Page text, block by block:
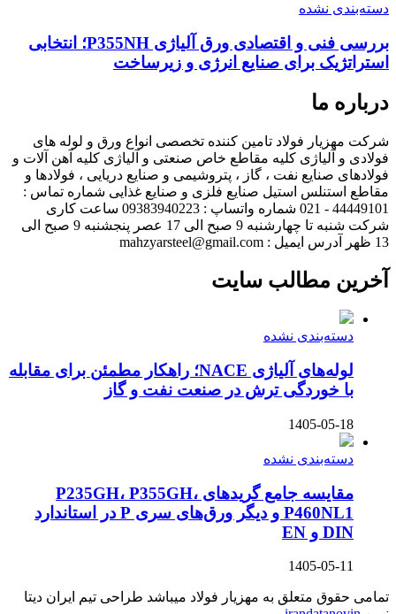
دسته‌بندی نشده
بررسی فنی و اقتصادی ورق آلیاژی P355NH؛ انتخابی
استراتژیک برای صنایع انرژی و زیرساخت
درباره ما
شرکت مهزیار فولاد تامین کننده تخصصی انواع ورق و لوله های
فولادی و آلیاژی کلیه مقاطع خاص صنعتی و آلیاژی کلیه آهن آلات و
فولادهای صنایع نفت ، گاز ، پتروشیمی و صنایع دریایی ، فولادها و
مقاطع استنلس استیل صنایع فلزی و صنایع غذایی شماره تماس :
44449101 - 021 شماره واتساپ : 09383940223 ساعت کاری
شرکت شنبه تا چهارشنبه 9 صبح الی 17 عصر پنجشنبه 9 صبح الی
13 ظهر آدرس ایمیل : mahzyarsteel@gmail.com
آخرین مطالب سایت
دسته‌بندی نشده
لوله‌های آلیاژی NACE؛ راهکار مطمئن برای مقابله
با خوردگی ترش در صنعت نفت و گاز
1405-05-18
دسته‌بندی نشده
مقایسه جامع گریدهای P235GH، P355GH،
P460NL1 و دیگر ورق‌های سری P در استاندارد
DIN و EN
1405-05-11
تمامی حقوق متعلق به مهزیار فولاد میباشد طراحی تیم ایران دیتا